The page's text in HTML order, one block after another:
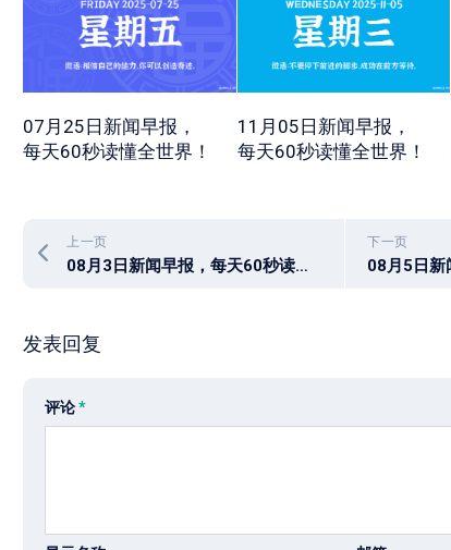
07月25日新闻早报，
每天60秒读懂全世界！
11月05日新闻早报，
每天60秒读懂全世界！
下一页
上一页
08月3日新闻早报，每天60秒读懂世界
发表回复
评论*